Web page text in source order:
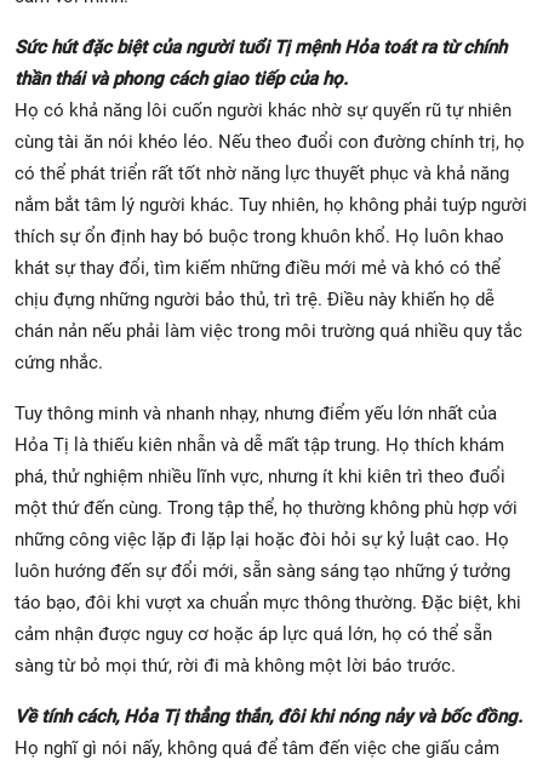
Sức hút đặc biệt của người tuổi Tị mệnh Hỏa toát ra từ chính
thần thái và phong cách giao tiếp của họ.
Họ có khả năng lôi cuốn người khác nhờ sự quyến rũ tự nhiên
cùng tài ăn nói khéo léo. Nếu theo đuổi con đường chính trị, họ
có thể phát triển rất tốt nhờ năng lực thuyết phục và khả năng
nắm bắt tâm lý người khác. Tuy nhiên, họ không phải tuýp người
thích sự ổn định hay bó buộc trong khuôn khổ. Họ luôn khao
khát sự thay đổi, tìm kiếm những điều mới mẻ và khó có thể
chịu đựng những người bảo thủ, trì trệ. Điều này khiến họ dễ
chán nản nếu phải làm việc trong môi trường quá nhiều quy tắc
cứng nhắc.
Tuy thông minh và nhanh nhạy, nhưng điểm yếu lớn nhất của
Hỏa Tị là thiếu kiên nhẫn và dễ mất tập trung. Họ thích khám
phá, thử nghiệm nhiều lĩnh vực, nhưng ít khi kiên trì theo đuổi
một thứ đến cùng. Trong tập thể, họ thường không phù hợp với
những công việc lặp đi lặp lại hoặc đòi hỏi sự kỷ luật cao. Họ
luôn hướng đến sự đổi mới, sẵn sàng sáng tạo những ý tưởng
táo bạo, đôi khi vượt xa chuẩn mực thông thường. Đặc biệt, khi
cảm nhận được nguy cơ hoặc áp lực quá lớn, họ có thể sẵn
sàng từ bỏ mọi thứ, rời đi mà không một lời báo trước.
Về tính cách, Hỏa Tị thẳng thắn, đôi khi nóng nảy và bốc đồng.
Họ nghĩ gì nói nấy, không quá để tâm đến việc che giấu cảm